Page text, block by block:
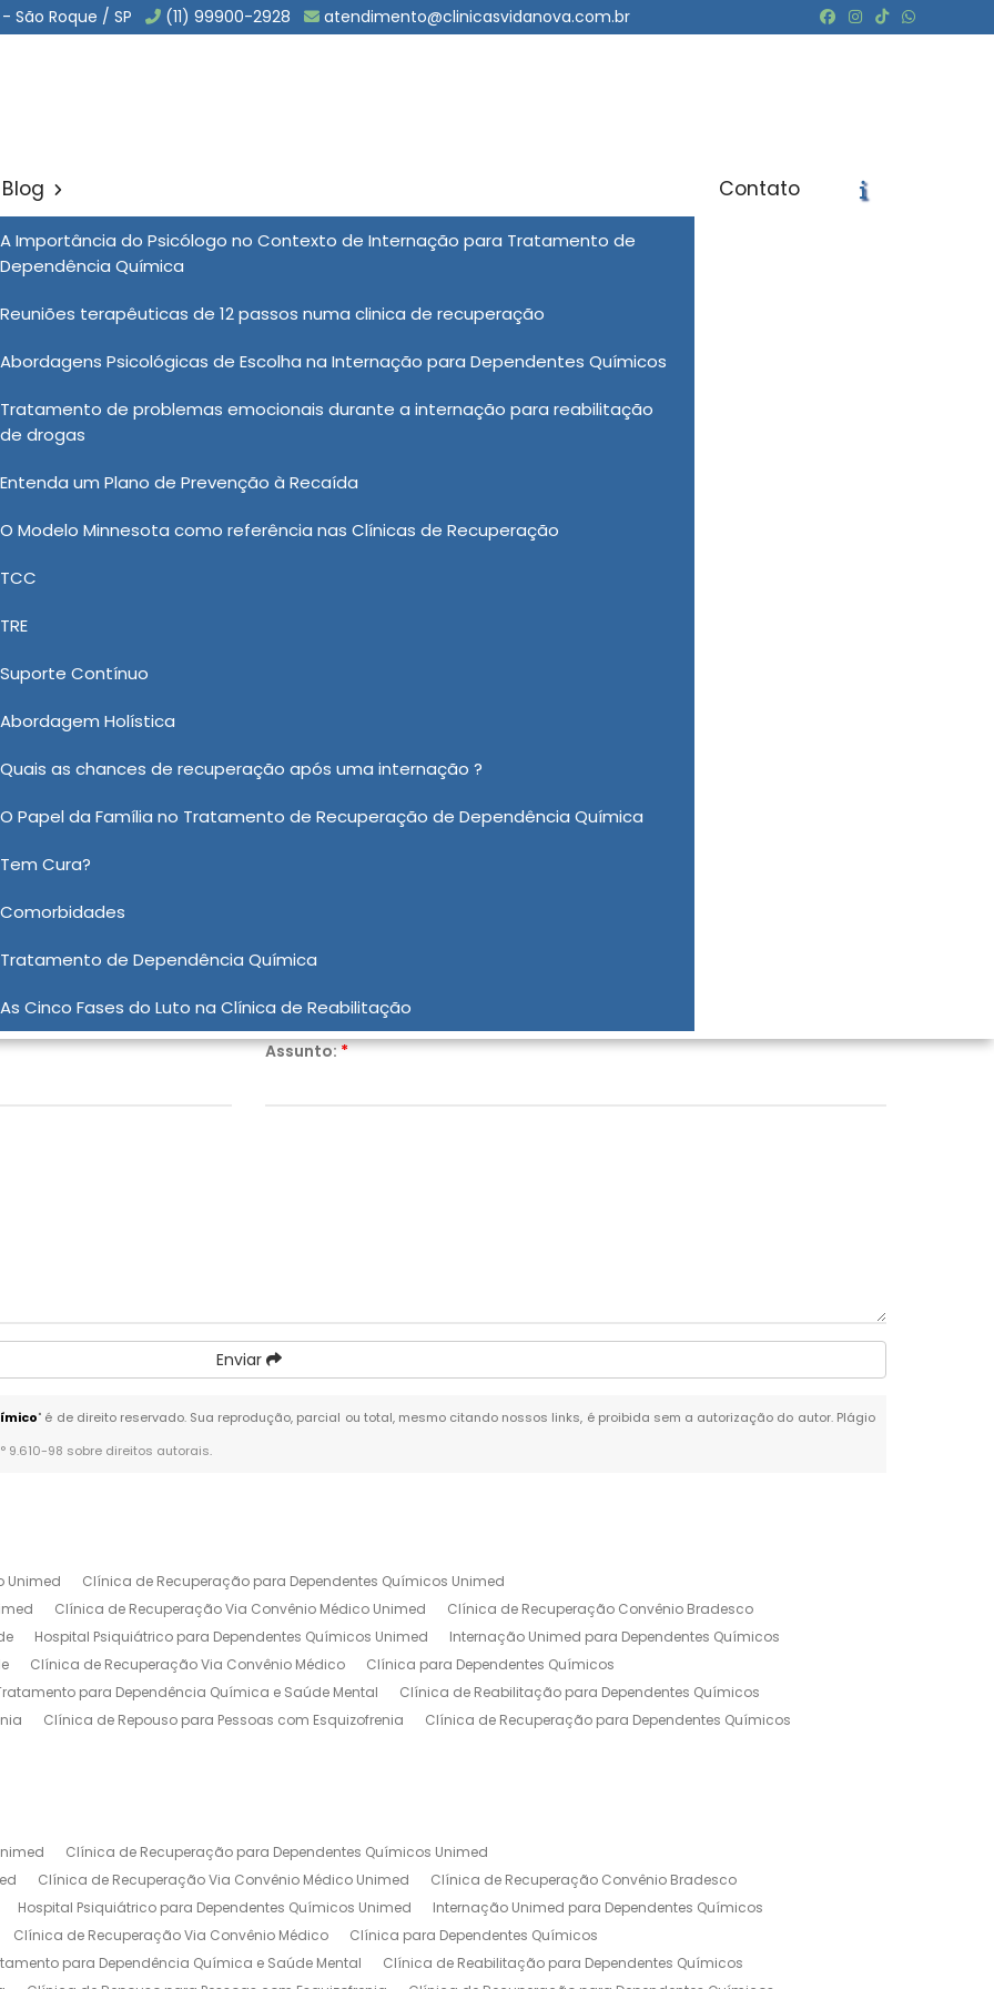
São Roque / SP (11) 99900-2928 atendimento@clinicasvidanova.com.br
Blog
A Importância do Psicólogo no Contexto de Internação para Tratamento de
Dependência Química
Reuniões terapêuticas de 12 passos numa clinica de recuperação
Abordagens Psicológicas de Escolha na Internação para Dependentes Químicos
Tratamento de problemas emocionais durante a internação para reabilitação
de drogas
Entenda um Plano de Prevenção à Recaída
O Modelo Minnesota como referência nas Clínicas de Recuperação
TCC
TRE
Suporte Contínuo
Abordagem Holística
Quais as chances de recuperação após uma internação ?
O Papel da Família no Tratamento de Recuperação de Dependência Química
Tem Cura?
Comorbidades
Tratamento de Dependência Química
As Cinco Fases do Luto na Clínica de Reabilitação
Contato
Dependente Químico Solicite um Orçamento
pela recuperação e pelo restabelecimento da saúde
Nova, a internação involuntária é realizada com base
e necessidades do indivíduo. Esse processo visa
dependente químico nas Clínicas Vida Nova, os pacientes recebem apoio especializado e
multidisciplinar de profissionais de saúde. Além da desintoxicação física, é oferecido suporte
as causas subjacentes do vício e desenvolver estratégias para a prevenção de recaídas. Esse
Email:
Assunto:*
Enviar
" é de direito reservado. Sua reprodução, parcial ou total, mesmo citando nossos links, é proibida sem a autorização do autor. Plágio
9.610-98 sobre direitos autorais.
Informações
Unimed
Clínica de Recuperação para Dependentes Químicos Unimed
Clínica de Recuperação Via Convênio Médico Unimed
Clínica de Recuperação Convênio Bradesco
Hospital Psiquiátrico para Dependentes Químicos Unimed
Internação Unimed para Dependentes Químicos
Clínica de Recuperação Via Convênio Médico
Clínica para Dependentes Químicos
para Dependência Química e Saúde Mental
Clínica de Reabilitação para Dependentes Químicos
Clínica de Repouso para Pessoas com Esquizofrenia
Clínica de Recuperação para Dependentes Químicos
de Recuperação Involuntária
Clínica de Recuperação Involuntária Evangélica
para Drogados
Clínica de Recuperação que Aceita Convênio
Clinica Dependencia Quimica Clinica Dependencia Quimica Evangelica
Clinica Dependencia Quimica Feminina
Dependentes Quimicos
Clínica para Dependentes Químicos Feminina
Clínica para Dependentes Químicos Particular
Clínica para Dependentes Químicos Valor
Clínica de Recuperação para Dependentes Químicos Unimed
Clínica de Recuperação Via Convênio Médico Unimed
Clínica de Recuperação Convênio Bradesco
Hospital Psiquiátrico para Dependentes Químicos Unimed
Internação Unimed para Dependentes Químicos
Clínica de Recuperação Via Convênio Médico
Clínica para Dependentes Químicos
para Dependência Química e Saúde Mental
Clínica de Reabilitação para Dependentes Químicos